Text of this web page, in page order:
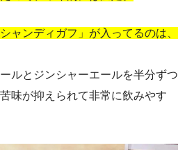
シャンディガフ」が入ってるのは、
ルとジンシャーエールを半分ずつ
味が抑えられて非常に飲みやす